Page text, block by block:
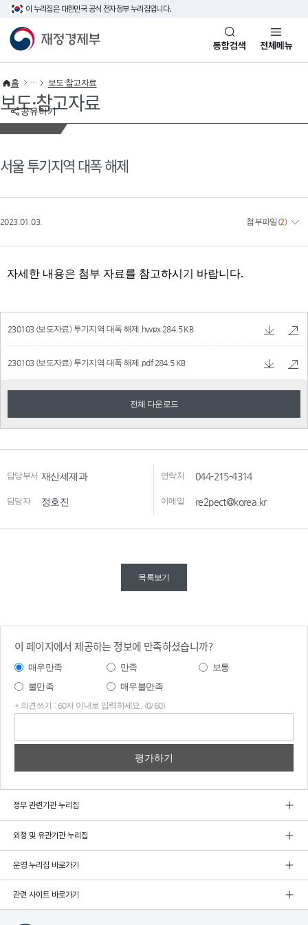
이 누리집은 대한민국 공식 전자정부 누리집입니다.
재정경제부(www.mofe.go.kr)통합검색 전체메뉴
공유하기
홈 보도·참고자료
보도·참고자료
서울 투기지역 대폭 해제
2023.01.03. 첨부파일 (2)
230103 (보도자료) 투기지역 대폭 해제.hwpx 284.5 KB
230103 (보도자료) 투기지역 대폭 해제.pdf 284.5 KB
전체 다운로드
담당부서 재산세제과 연락처 044-215-4314
담당자 정호진 이메일 re2pect@korea.kr
목록보기
이 페이지에서 제공하는 정보에 만족하셨습니까?
매우만족 만족
보통
불만족
매우불만족
* 의견쓰기 : 60자 이내로 입력하세요. (0/60)
정부 관련기관 누리집
외청 및 유관기관 누리집
운영 누리집 바로가기
관련 사이트 바로가기